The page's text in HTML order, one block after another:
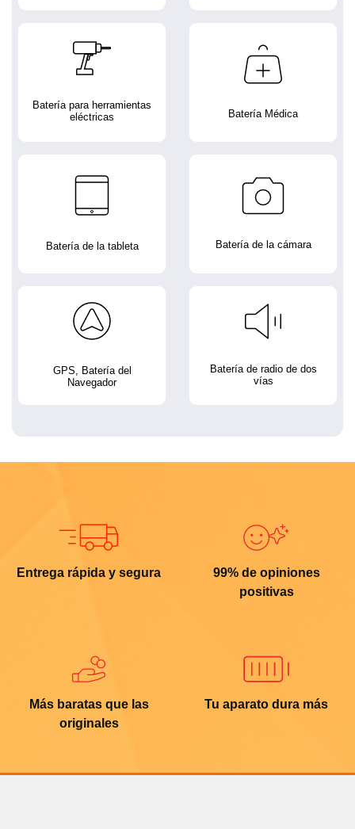
Batería para herramientas
eléctricas
Batería Médica
Batería de la tableta Batería de la cámara
GPS, Batería del
Navegador
Batería de radio de dos
vías
Entrega rápida y segura
99% de opiniones
positivas
Más baratas que las
originales
Tu aparato dura más